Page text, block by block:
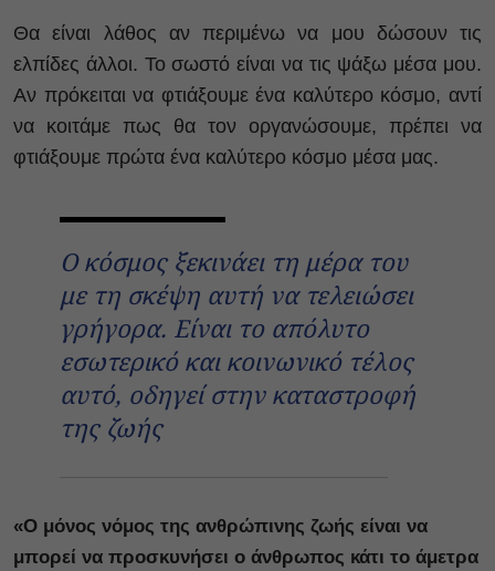
Θα είναι λάθος αν περιμένω να μου δώσουν τις
ελπίδες άλλοι. Το σωστό είναι να τις ψάξω μέσα μου.
Αν πρόκειται να φτιάξουμε ένα καλύτερο κόσμο, αντί
να κοιτάμε πως θα τον οργανώσουμε, πρέπει να
φτιάξουμε πρώτα ένα καλύτερο κόσμο μέσα μας.
Ο κόσμος ξεκινάει τη μέρα του
με τη σκέψη αυτή να τελειώσει
γρήγορα. Είναι το απόλυτο
εσωτερικό και κοινωνικό τέλος
αυτό, οδηγεί στην καταστροφή
της ζωής
«Ο μόνος νόμος της ανθρώπινης ζωής είναι να
μπορεί να προσκυνήσει ο άνθρωπος κάτι το άμετρα